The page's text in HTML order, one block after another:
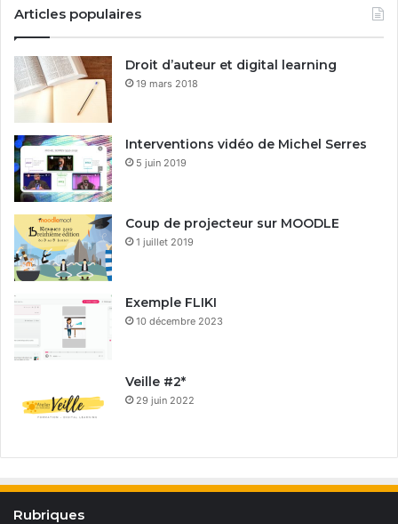
Articles populaires
Droit d’auteur et digital learning
19 mars 2018
Interventions vidéo de Michel Serres
5 juin 2019
Coup de projecteur sur MOODLE
1 juillet 2019
Exemple FLIKI
10 décembre 2023
Veille #2*
29 juin 2022
Rubriques